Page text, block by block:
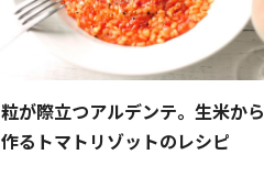
粒が際立つアルデンテ。生米から
作るトマトリゾットのレシピ